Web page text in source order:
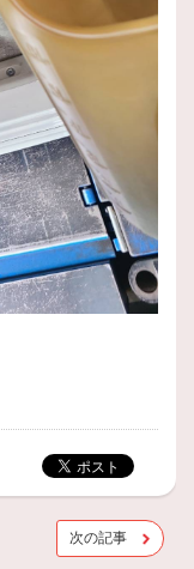
次の記事